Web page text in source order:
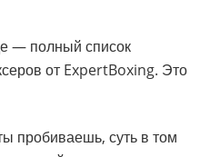
— полный список
от ExpertBoxing. Это
пробиваешь, суть в том